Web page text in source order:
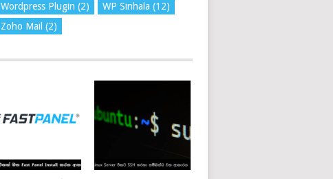
Wordpress Plugin (2) WP Sinhala (12)
Zoho Mail (2)